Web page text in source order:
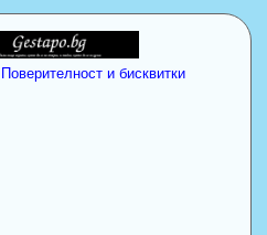
Поверителност и бисквитки